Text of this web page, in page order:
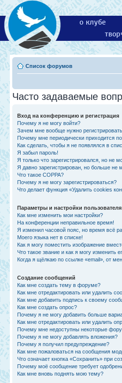
о клубе
Список форумов
Часто задаваемые
Вход на конференцию и регистрация
Почему я не могу войти?
Зачем мне вообще нужно
Почему мне периодически приходится
Как сделать, чтобы я не появлялся в
Я забыл пароль!
Я только что зарегистрировался, но не
Я давно зарегистрирован, но больше не
Что такое COPPA?
Почему я не могу зарегистрироваться?
Что делает функция «Удалить cookies
Параметры и настройки пользователя
Как мне изменить мои настройки?
На конференции неправильное время!
Я изменил часовой пояс, но время всё
Моего языка нет в списке!
Как я могу поместить изображение
Что такое звание и как я могу изменить
Когда я щёлкаю по ссылке «email», от
Создание сообщений
Как мне создать тему в форуме?
Как мне отредактировать или удалить
Как мне добавить подпись к своему
Как мне создать опрос?
Почему я не могу добавить больше
Как мне отредактировать или удалить
Почему мне недоступны некоторые
Почему я не могу добавлять вложения?
Почему я получил предупреждение?
Как мне пожаловаться на сообщения
Что означает кнопка «Сохранить» при
Почему моё сообщение требует
Как мне вновь поднять мою тему?